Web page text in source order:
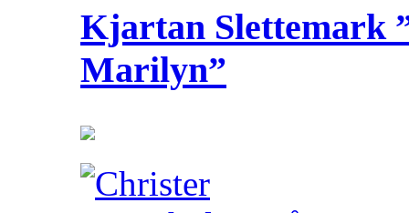
Kjartan Slettemark
Marilyn”